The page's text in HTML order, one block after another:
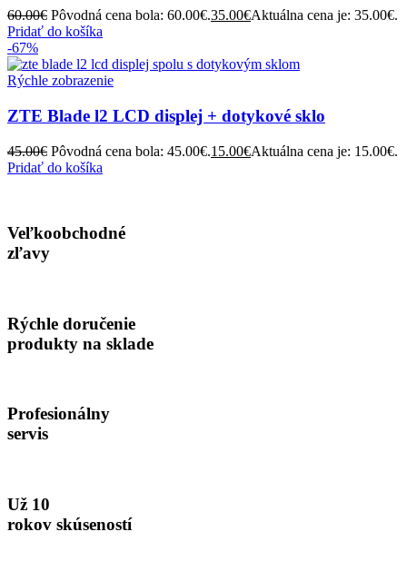
60.00€ Pôvodná cena bola: 60.00€.35.00€Aktuálna cena je: 35.00€.
Pridať do košíka
-67%
Rýchle zobrazenie
ZTE Blade l2 LCD displej + dotykové sklo
45.00€ Pôvodná cena bola: 45.00€.15.00€Aktuálna cena je: 15.00€.
Pridať do košíka
Veľkoobchodné
zľavy
Rýchle doručenie
produkty na sklade
Profesionálny
servis
Už 10
rokov skúseností